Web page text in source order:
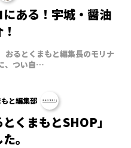
ある！宇城・醤油
おるとくまもと編集長のモリナ
、つい自…
と編集部
くまもとSHOP」
。